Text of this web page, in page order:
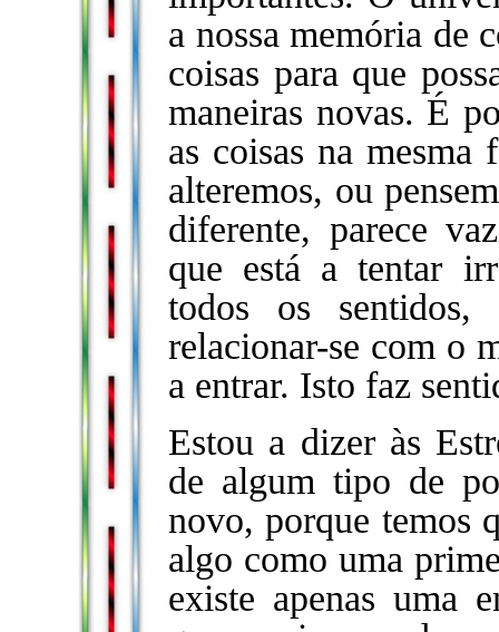
a nossa memória de
coisas para que
maneiras novas. É
as coisas na mesma
alteremos, ou
diferente, parece
que está a tentar
todos os
relacionar-se com o
a entrar. Isto faz
Estou a dizer às
de algum tipo de
novo, porque temos
algo como uma
existe apenas uma